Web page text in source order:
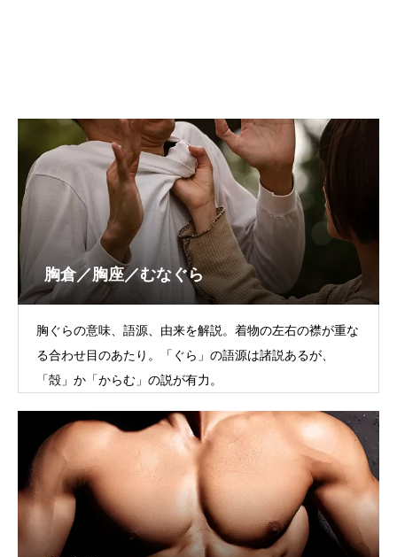
胸倉／胸座／むなぐら
胸ぐらの意味、語源、由来を解説。着物の左右の襟が重な
る合わせ目のあたり。「ぐら」の語源は諸説あるが、
「殻」か「からむ」の説が有力。